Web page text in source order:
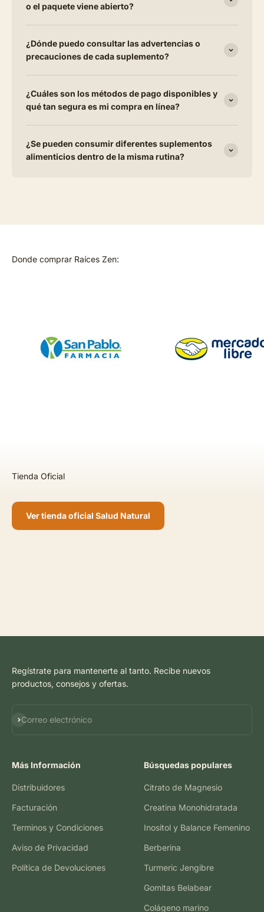
o el paquete viene abierto?
¿Dónde puedo consultar las advertencias o
precauciones de cada suplemento?
¿Cuáles son los métodos de pago disponibles y
qué tan segura es mi compra en línea?
¿Se pueden consumir diferentes suplementos
alimenticios dentro de la misma rutina?
Donde comprar Raíces Zen:
Ver tienda oficial Salud Natural
Regístrate para mantenerte al tanto. Recibe nuevos
productos, consejos y ofertas.
Correo electrónico
Suscribirse
Más Información
Distribuidores
Facturación
Terminos y Condiciones
Aviso de Privacidad
Política de Devoluciones
Búsquedas populares
Citrato de Magnesio
Creatina Monohidratada
Inositol y Balance Femenino
Berberina
Turmeric Jengibre
Gomitas Belabear
Colágeno marino